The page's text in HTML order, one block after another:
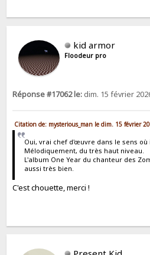
kid armor
Floodeur pro
Réponse #17062 le: dim. 15 février
Citation de: mysterious_man le dim. 15 février
Oui, vrai chef d'œuvre dans le sens
Mélodiquement, du très haut niveau.
L'album One Year du chanteur des
aussi très bien.
C'est chouette, merci !